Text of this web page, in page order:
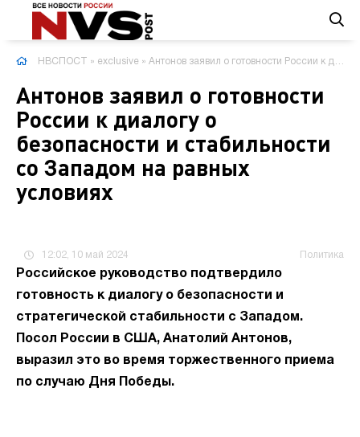
НВСПОСТ » exclusive » Антонов заявил о готовности России к диалогу о безопасности и стабильности со Западом на равных условиях
Антонов заявил о готовности
России к диалогу о
безопасности и стабильности
со Западом на равных
условиях
12:02, 10 май 2024 Политика
Российское руководство подтвердило
готовность к диалогу о безопасности и
стратегической стабильности с Западом.
Посол России в США, Анатолий Антонов,
выразил это во время торжественного приема
по случаю Дня Победы.